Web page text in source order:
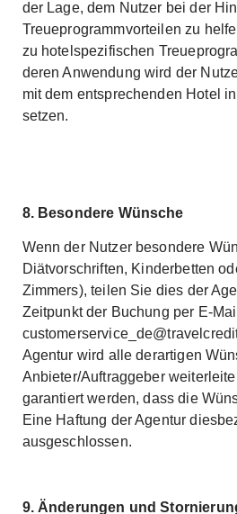
der Lage, dem Nutzer bei der
Treueprogrammvorteilen zu
zu hotelspezifischen
deren Anwendung wird der
mit dem entsprechenden Hotel
setzen.
8. Besondere Wünsche
Wenn der Nutzer besondere
Diätvorschriften, Kinderbetten
Zimmers), teilen Sie dies der
Zeitpunkt der Buchung per E-
Agentur wird alle derartigen
Anbieter/Auftraggeber
garantiert werden, dass die
Eine Haftung der Agentur
ausgeschlossen.
9. Änderungen und